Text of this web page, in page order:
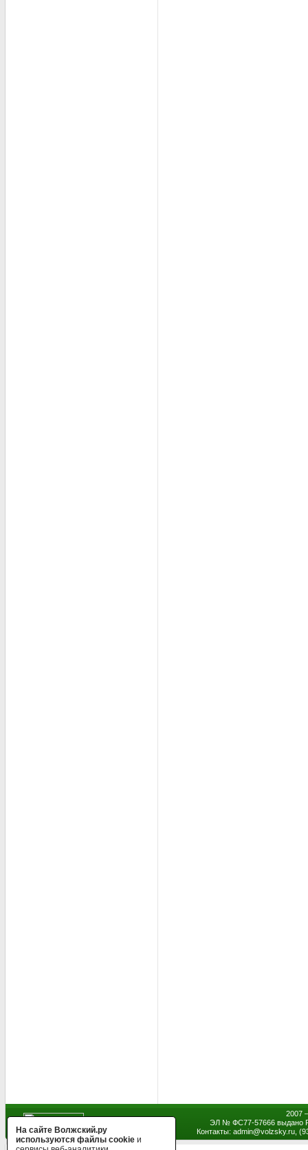
2007
ЭЛ № ФС77-57666 выдано
Контакты: admin@volzsky.ru,
На сайте Волжский.ру
используются файлы cookie и